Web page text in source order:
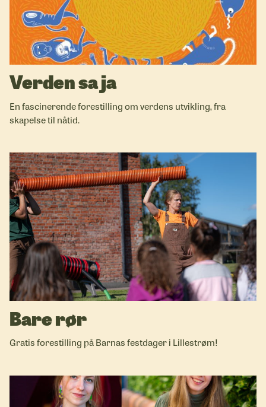
Verden sa ja
En fascinerende forestilling om verdens utvikling, fra
skapelse til nåtid.
Bare rør
Gratis forestilling på Barnas festdager i Lillestrøm!